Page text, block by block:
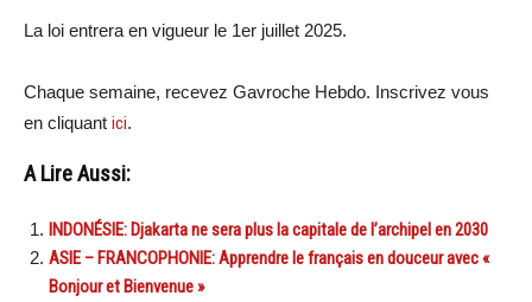
La loi entrera en vigueur le 1er juillet 2025.
Chaque semaine, recevez Gavroche Hebdo. Inscrivez vous
en cliquant ici.
A Lire Aussi:
INDONÉSIE: Djakarta ne sera plus la capitale de l’archipel en 2030
ASIE – FRANCOPHONIE: Apprendre le français en douceur avec «
Bonjour et Bienvenue »